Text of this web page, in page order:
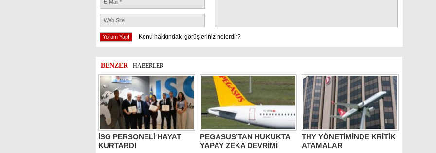
Konu hakkındaki görüşleriniz nelerdir?
BENZER HABERLER
İSG PERSONELİ HAYAT
KURTARDI
PEGASUS’TAN HUKUKTA
YAPAY ZEKA DEVRİMİ
THY YÖNETİMİNDE KRİTİK
ATAMALAR